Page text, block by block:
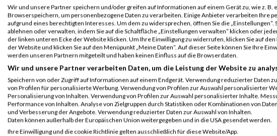
Wir und unsere Partner speichern und/oder greifen auf Informationen auf einem Gerät zu, wie z. B.
Browserspeichern, um personenbezogene Daten zu verarbeiten. Einige Anbieter verarbeiten Ihre
aufgrund eines berechtigten Interesses. Um dem zu widersprechen, öffnen Sie die
ablehnen oder verwalten, indem Sie auf die Schaltfläche „Einstellungen verwalten“ klicken oder
der linken unteren Ecke der Website klicken. Um Ihre Einwilligung zu widerrufen, klicken Sie auf
der Website und klicken Sie auf den Menüpunkt „Meine Daten“. Auf dieser Seite können Sie Ihre
werden unseren Partnern mitgeteilt und haben keinen Einfluss auf die Browserdaten.
Wir und unsere Partner verarbeiten Daten, um die Leistung der Website zu
Speichern von oder Zugriff auf Informationen auf einem Endgerät. Verwendung reduzierter Daten
von Profilen für personalisierte Werbung. Verwendung von Profilen zur Auswahl personalisierter
Personalisierung von Inhalten. Verwendung von Profilen zur Auswahl personalisierter Inhalte.
Performance von Inhalten. Analyse von Zielgruppen durch Statistiken oder Kombinationen von
und Verbesserung der Angebote. Verwendung reduzierter Daten zur Auswahl von Inhalten.
Daten können außerhalb der Europäischen Union weitergegeben und in die USA gesendet werden.
Ihre Einwilligung und die cookie Richtlinie gelten ausschließlich für diese Website/App.